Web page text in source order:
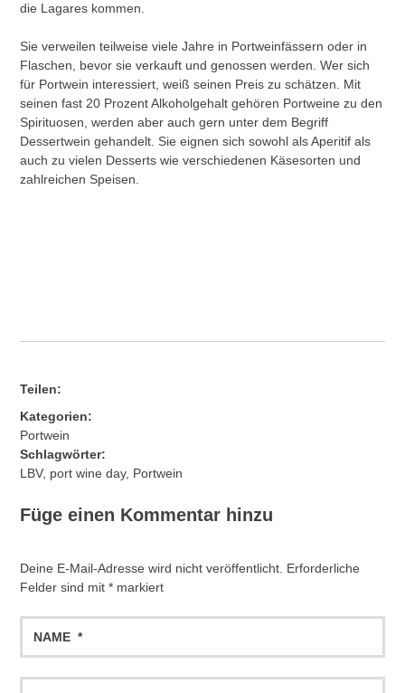
die Lagares kommen.
Sie verweilen teilweise viele Jahre in Portweinfässern oder in
Flaschen, bevor sie verkauft und genossen werden. Wer sich
für Portwein interessiert, weiß seinen Preis zu schätzen. Mit
seinen fast 20 Prozent Alkoholgehalt gehören Portweine zu den
Spirituosen, werden aber auch gern unter dem Begriff
Dessertwein gehandelt. Sie eignen sich sowohl als Aperitif als
auch zu vielen Desserts wie verschiedenen Käsesorten und
zahlreichen Speisen.
Teilen:
Kategorien:
Portwein
Schlagwörter:
LBV, port wine day, Portwein
Füge einen Kommentar hinzu
Deine E-Mail-Adresse wird nicht veröffentlicht. Erforderliche
Felder sind mit* markiert